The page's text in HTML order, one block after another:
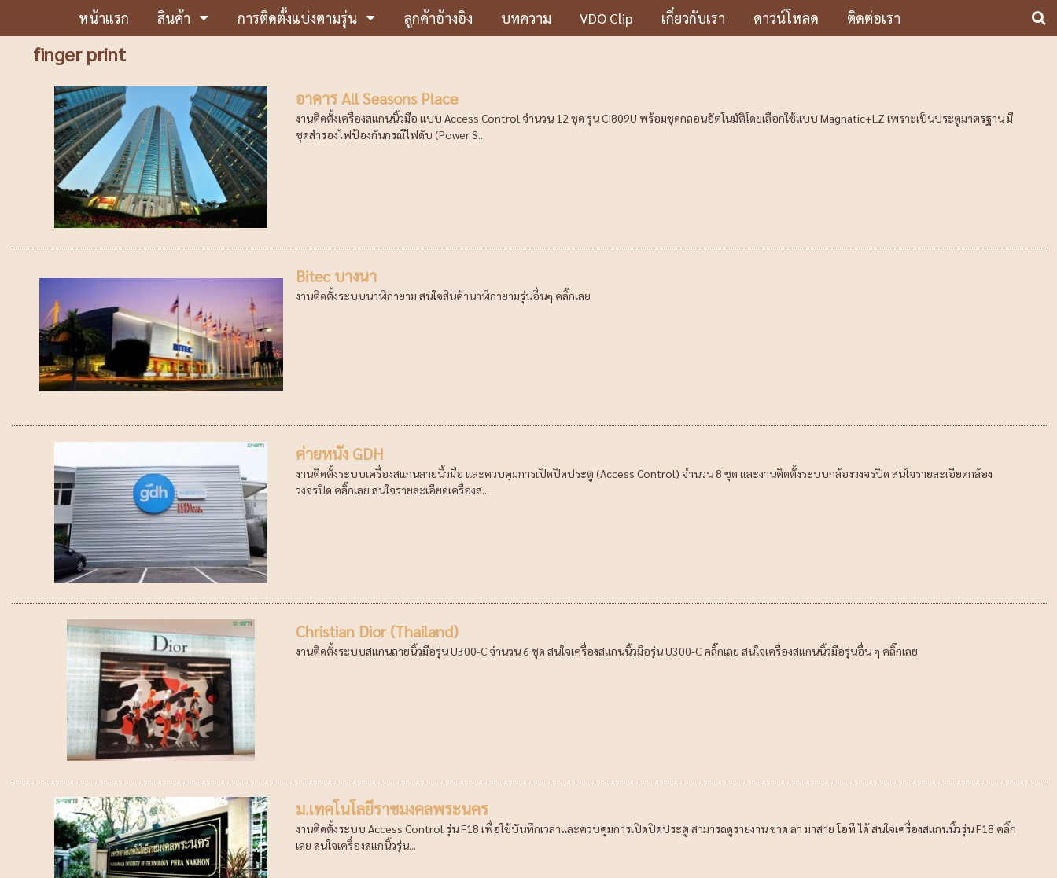
หน้าแรก สินค้า การติดตั้งแบ่งตามรุ่น ลูกค้าอ้างอิง บทความ VDO Clip เกี่ยวกับเรา ดาวน์โหลด ติดต่อเรา
finger print
อาคาร All Seasons Place
งานติดตั้งเครื่องสแกนนิ้วมือ แบบ Access Control จำนวน 12 ชุด รุ่น CI809U พร้อมชุดกลอนอัตโนมัติโดยเลือกใช้แบบ Magnatic+LZ เพราะเป็นประตูมาตรฐาน มี
ชุดสำรองไฟป้องกันกรณีไฟดับ (Power S...
Bitec บางนา
งานติดตั้งระบบนาฬิกายาม สนใจสินค้านาฬิกายามรุ่นอื่นๆ คลิ๊กเลย
ค่ายหนัง GDH
งานติดตั้งระบบเครื่องสแกนลายนิ้วมือ และควบคุมการเปิดปิดประตู (Access Control) จำนวน 8 ชุด และงานติดตั้งระบบกล้องวงจรปิด สนใจรายละเอียดกล้อง
วงจรปิด คลิ๊กเลย สนใจรายละเอียดเครื่องส...
Christian Dior (Thailand)
งานติดตั้งระบบสแกนลายนิ้วมือรุ่น U300-C จำนวน 6 ชุด สนใจเครื่องสแกนนิ้วมือรุ่น U300-C คลิ๊กเลย สนใจเครื่องสแกนนิ้วมือรุ่นอื่น ๆ คลิ๊กเลย
ม.เทคโนโลยีราชมงคลพระนคร
งานติดตั้งระบบ Access Control รุ่น F18 เพื่อใช้บันทึกเวลาและควบคุมการเปิดปิดประตู สามารถดูรายงาน ขาด ลา มาสาย โอที ได้ สนใจเครื่องสแกนนิ้วรุ่น F18 คลิ๊ก
เลย สนใจเครื่องสแกนิ้วรุ่น...